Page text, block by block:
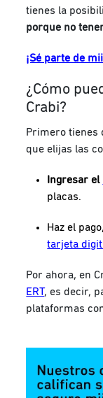
tienes la
porque no
¡Sé parte de
¿Cómo
Crabi?
Primero tienes
que elijas las
Ingresar el
placas.
Haz el
tarjeta
Por ahora, en
ERT, es decir,
plataformas